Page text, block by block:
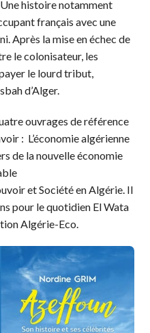
histoire notamment
français avec une
Après la mise en échec de
le colonisateur, les
le lourd tribut,
d’Alger.
ouvrages de référence
: L’économie algérienne
de la nouvelle économie
et Société en Algérie. Il
pour le quotidien El Wata
Algérie-Eco.